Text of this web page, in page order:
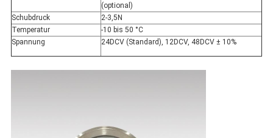
(optional)
Schubdruck
2-3,5N
Temperatur
-10 bis 50 °C
Spannung
24DCV (Standard), 12DCV, 48DCV ± 10%